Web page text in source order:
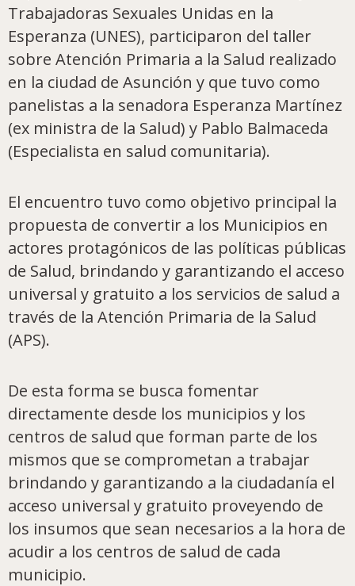
Trabajadoras Sexuales Unidas en la
Esperanza (UNES), participaron del taller
sobre Atención Primaria a la Salud realizado
en la ciudad de Asunción y que tuvo como
panelistas a la senadora Esperanza Martínez
(ex ministra de la Salud) y Pablo Balmaceda
(Especialista en salud comunitaria).
El encuentro tuvo como objetivo principal la
propuesta de convertir a los Municipios en
actores protagónicos de las políticas públicas
de Salud, brindando y garantizando el acceso
universal y gratuito a los servicios de salud a
través de la Atención Primaria de la Salud
(APS).
De esta forma se busca fomentar
directamente desde los municipios y los
centros de salud que forman parte de los
mismos que se comprometan a trabajar
brindando y garantizando a la ciudadanía el
acceso universal y gratuito proveyendo de
los insumos que sean necesarios a la hora de
acudir a los centros de salud de cada
municipio.